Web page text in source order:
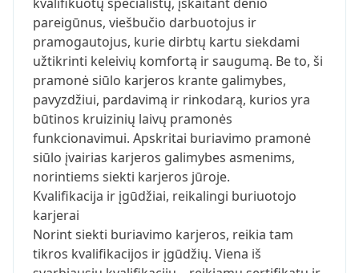
pareigūnus, viešbučio darbuotojus ir
pramogautojus, kurie dirbtų kartu siekdami
užtikrinti keleivių komfortą ir saugumą. Be to, ši
pramonė siūlo karjeros krante galimybes,
pavyzdžiui, pardavimą ir rinkodarą, kurios yra
būtinos kruizinių laivų pramonės
funkcionavimui. Apskritai buriavimo pramonė
siūlo įvairias karjeros galimybes asmenims,
norintiems siekti karjeros jūroje.
Kvalifikacija ir įgūdžiai, reikalingi buriuotojo
karjerai
Norint siekti buriavimo karjeros, reikia tam
tikros kvalifikacijos ir įgūdžių. Viena iš